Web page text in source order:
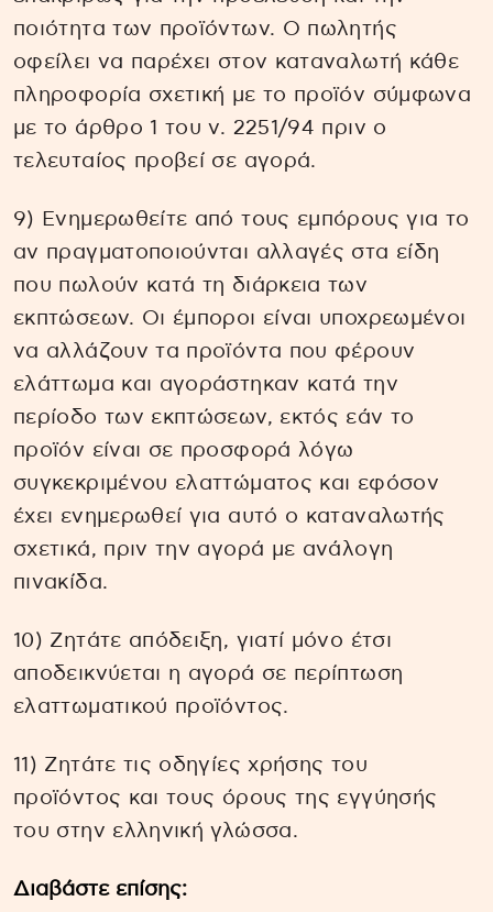
ποιότητα των προϊόντων. Ο πωλητής
οφείλει να παρέχει στον καταναλωτή κάθε
πληροφορία σχετική με το προϊόν σύμφωνα
με το άρθρο 1 του ν. 2251/94 πριν ο
τελευταίος προβεί σε αγορά.
9) Ενημερωθείτε από τους εμπόρους για το
αν πραγματοποιούνται αλλαγές στα είδη
που πωλούν κατά τη διάρκεια των
εκπτώσεων. Οι έμποροι είναι υποχρεωμένοι
να αλλάζουν τα προϊόντα που φέρουν
ελάττωμα και αγοράστηκαν κατά την
περίοδο των εκπτώσεων, εκτός εάν το
προϊόν είναι σε προσφορά λόγω
συγκεκριμένου ελαττώματος και εφόσον
έχει ενημερωθεί για αυτό ο καταναλωτής
σχετικά, πριν την αγορά με ανάλογη
πινακίδα.
10) Ζητάτε απόδειξη, γιατί μόνο έτσι
αποδεικνύεται η αγορά σε περίπτωση
ελαττωματικού προϊόντος.
11) Ζητάτε τις οδηγίες χρήσης του
προϊόντος και τους όρους της εγγύησής
του στην ελληνική γλώσσα.
Διαβάστε επίσης: